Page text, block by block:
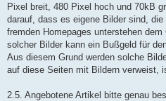
Pixel breit, 480 Pixel hoch und 70kB
darauf, dass es eigene Bilder sind,
fremden Homepages unterstehen
solcher Bilder kann ein Bußgeld für
Aus diesem Grund werden solche
auf diese Seiten mit Bildern verweist,
2.5. Angebotene Artikel bitte genau